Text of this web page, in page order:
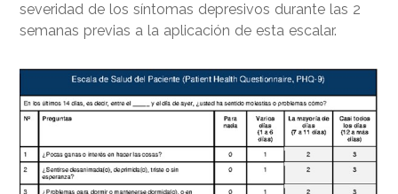
severidad de los síntomas depresivos durante las 2
semanas previas a la aplicación de esta escalar.